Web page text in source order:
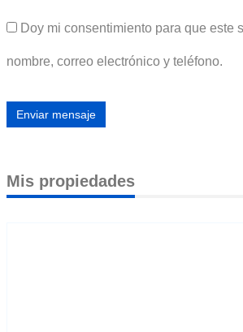
Doy mi consentimiento para que este
nombre, correo electrónico y teléfono.
Enviar mensaje
Mis propiedades